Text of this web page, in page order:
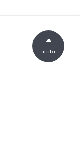
arriba